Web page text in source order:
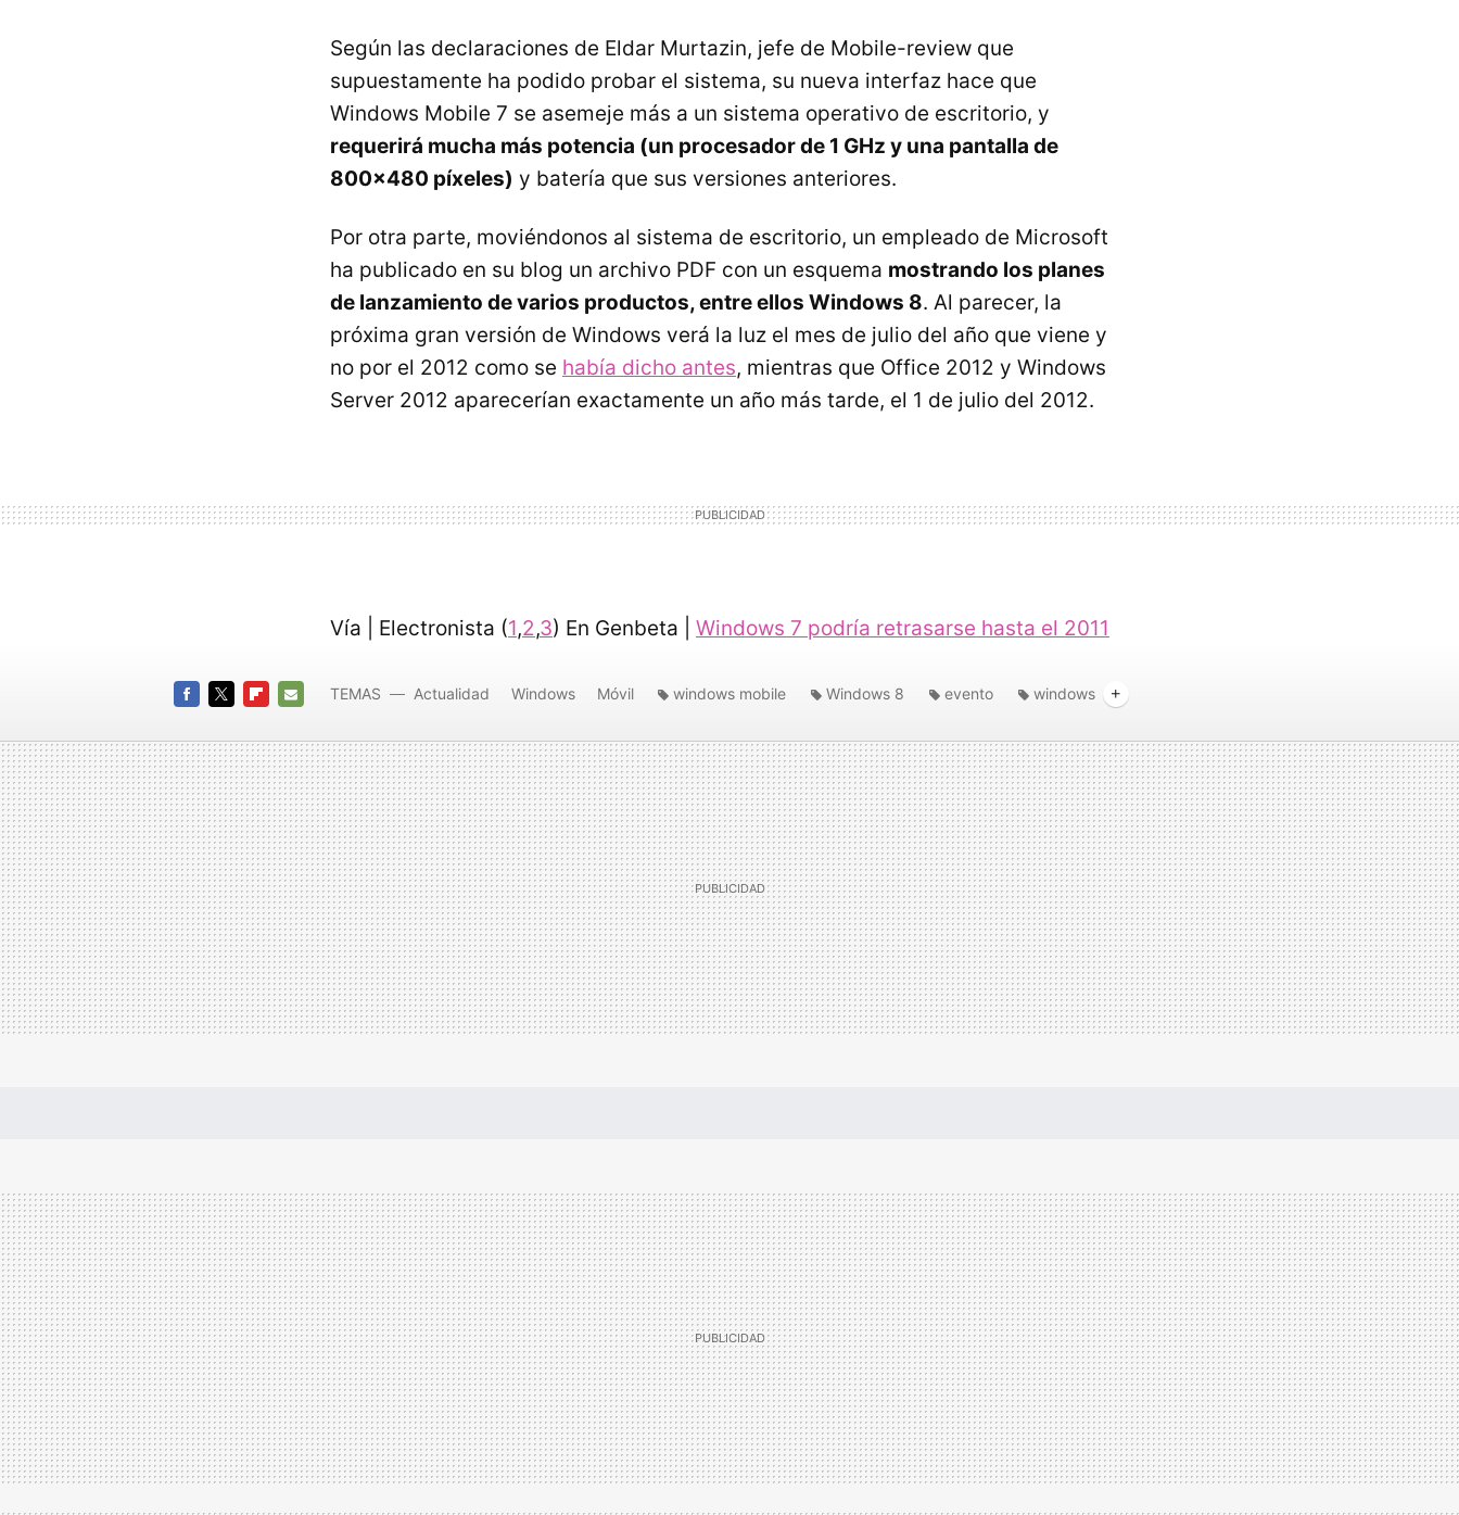
Según las declaraciones de Eldar Murtazin, jefe de Mobile-review que
supuestamente ha podido probar el sistema, su nueva interfaz hace que
Windows Mobile 7 se asemeje más a un sistema operativo de escritorio, y
requerirá mucha más potencia (un procesador de 1 GHz y una pantalla de
800x480 píxeles) y batería que sus versiones anteriores.
Por otra parte, moviéndonos al sistema de escritorio, un empleado de Microsoft
ha publicado en su blog un archivo PDF con un esquema mostrando los planes
de lanzamiento de varios productos, entre ellos Windows 8. Al parecer, la
próxima gran versión de Windows verá la luz el mes de julio del año que viene y
no por el 2012 como se había dicho antes, mientras que Office 2012 y Windows
Server 2012 aparecerían exactamente un año más tarde, el 1 de julio del 2012.
Vía | Electronista (1,2,3) En Genbeta | Windows 7 podría retrasarse hasta el 2011
MAIL
TEMAS Actualidad Windows Móvil windows mobile Windows 8 evento
windows